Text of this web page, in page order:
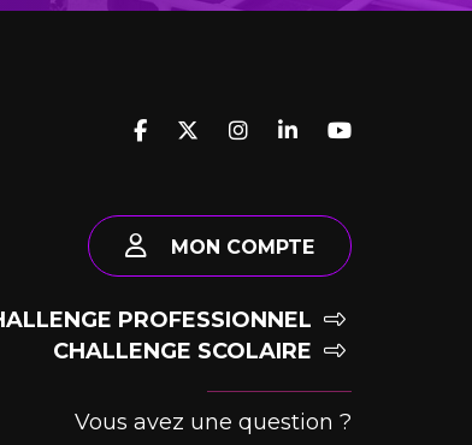
MON COMPTE
PROFESSIONNEL
CHALLENGE SCOLAIRE
Vous avez une question ?